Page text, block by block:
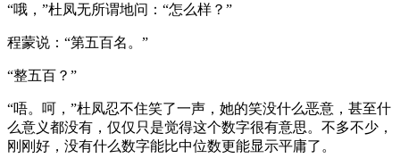
“哦，”杜凤无所谓地问：“怎么样？”
程蒙说：“第五百名。”
“整五百？”
“唔。呵，”杜凤忍不住笑了一声，她的笑没什么恶意，甚至什
么意义都没有，仅仅只是觉得这个数字很有意思。不多不少，
刚刚好，没有什么数字能比中位数更能显示平庸了。